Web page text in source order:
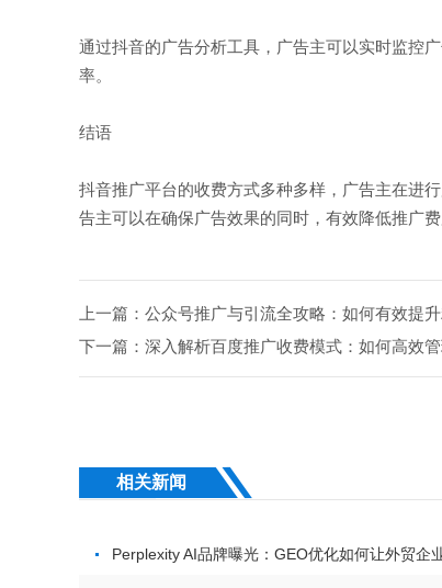
通过抖音的广告分析工具，广告主可以实时监控
率。
结语
抖音推广平台的收费方式多种多样，广告主在进
告主可以在确保广告效果的同时，有效降低推广
上一篇：公众号推广与引流全攻略：如何有效提
下一篇：深入解析百度推广收费模式：如何高效
相关新闻
Perplexity AI品牌曝光：GEO优化如何让外贸企